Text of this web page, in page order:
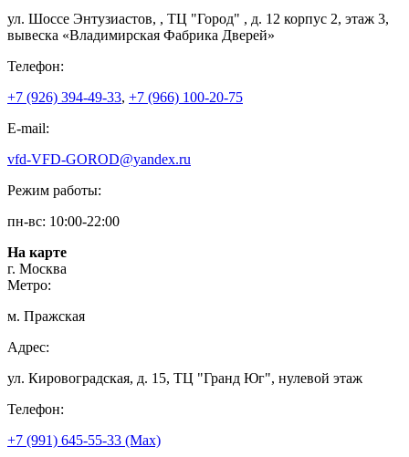
ул. Шоссе Энтузиастов, , ТЦ "Город" , д. 12 корпус 2, этаж 3,
вывеска «Владимирская Фабрика Дверей»
Телефон:
+7 (926) 394-49-33, +7 (966) 100-20-75
E-mail:
vfd-VFD-GOROD@yandex.ru
Режим работы:
пн-вс: 10:00-22:00
На карте
г. Москва
Метро:
м. Пражская
Адрес:
ул. Кировоградская, д. 15, ТЦ "Гранд Юг", нулевой этаж
Телефон:
+7 (991) 645-55-33 (Мах)